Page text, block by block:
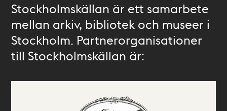
Stockholmskällan är ett samarbete
mellan arkiv, bibliotek och museer i
Stockholm. Partnerorganisationer
till Stockholmskällan är: